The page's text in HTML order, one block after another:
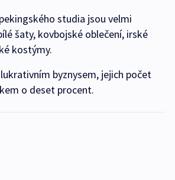
studia jsou velmi
šaty, kovbojské oblečení, irské
kostýmy.
byznysem, jejich počet
o deset procent.